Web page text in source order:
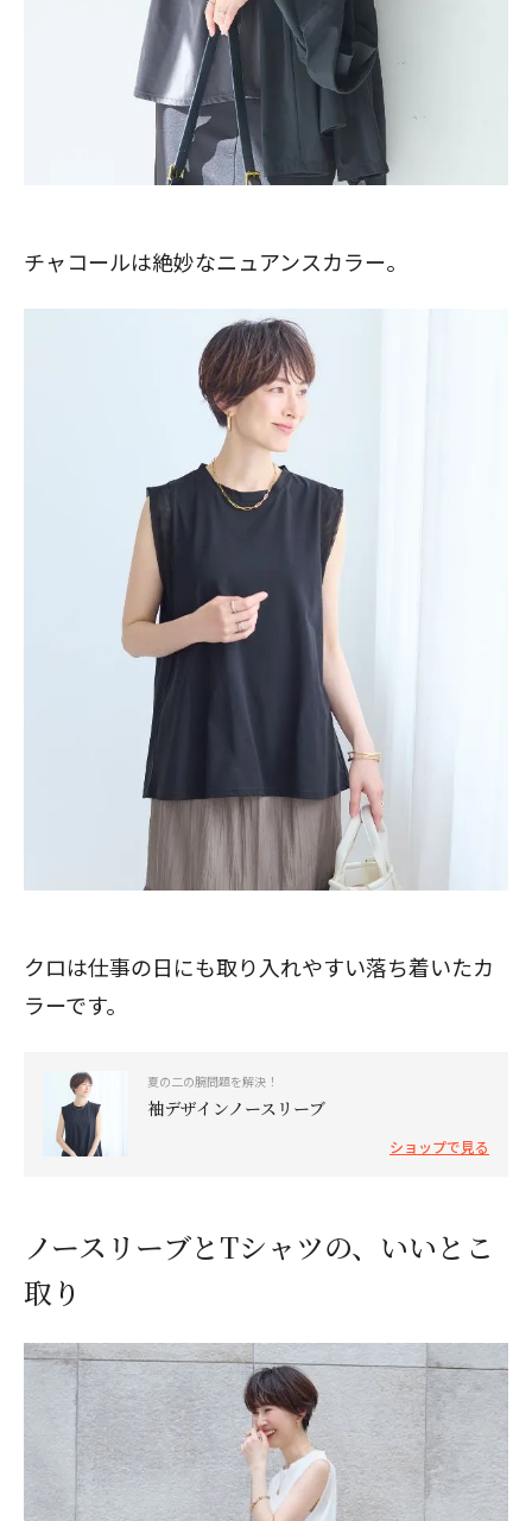
チャコールは絶妙なニュアンスカラー。
クロは仕事の日にも取り入れやすい落ち着いたカ
ラーです。
夏の二の腕問題を解決！
袖デザインノースリーブ
ショップで見る
ノースリーブとTシャツの、いいとこ
取り